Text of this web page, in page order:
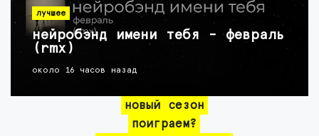
лучшее
нейробэнд имени тебя - февраль
(rmx)
около 16 часов назад
новый сезон
поиграем?